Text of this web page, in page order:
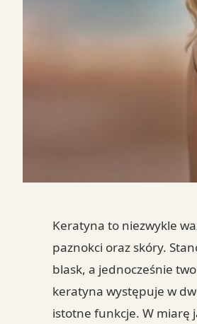
Keratyna to niezwykle
paznokci oraz skóry.
blask, a jednocześnie
keratyna występuje w
istotne funkcje. W miarę